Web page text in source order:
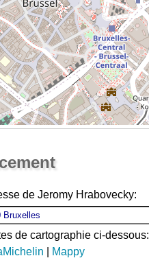
de Jeromy Hrabovecky:
de cartographie ci-dessous:
Mappy